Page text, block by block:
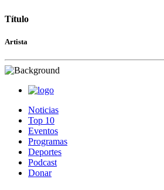
Título
Artista
Noticias
Top 10
Eventos
Programas
Deportes
Podcast
Donar